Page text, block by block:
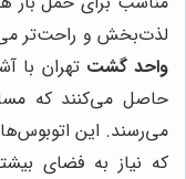
لذت‌بخش و راحت‌تر
واحد گشت تهران با
حاصل می‌کنند که
می‌رسند. این
که نیاز به فضای